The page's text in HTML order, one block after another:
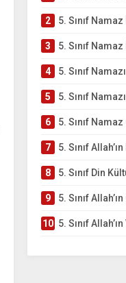
2 5. Sınıf Namaz
3 5. Sınıf Namaz
4 5. Sınıf
5 5. Sınıf
6 5. Sınıf Namaz
7 5. Sınıf Allah’ın
8 5. Sınıf Din Kültürü ve
9 5. Sınıf Allah’ın
10 5. Sınıf Allah’ın